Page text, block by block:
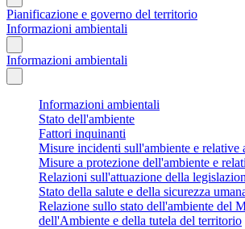
Pianificazione e governo del territorio
Informazioni ambientali
Informazioni ambientali
Informazioni ambientali
Stato dell'ambiente
Fattori inquinanti
Misure incidenti sull'ambiente e relative
Misure a protezione dell'ambiente e
Relazioni sull'attuazione della
Stato della salute e della sicurezza
Relazione sullo stato dell'ambiente del
dell'Ambiente e della tutela del territorio